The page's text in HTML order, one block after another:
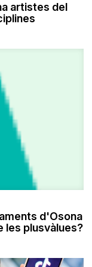
artistes del
d'Osona
les plusvàlues?